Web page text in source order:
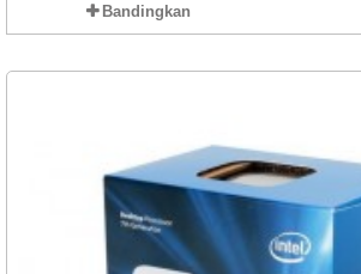
Bandingkan